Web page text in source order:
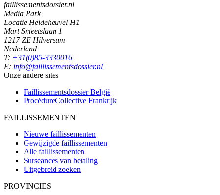
faillissementsdossier.nl
Media Park
Locatie Heideheuvel H1
Mart Smeetslaan 1
1217 ZE Hilversum
Nederland
T: +31(0)85-3330016
E: info@faillissementsdossier.nl
Onze andere sites
Faillissementsdossier België
ProcédureCollective Frankrijk
FAILLISSEMENTEN
Nieuwe faillissementen
Gewijzigde faillissementen
Alle faillissementen
Surseances van betaling
Uitgebreid zoeken
PROVINCIES